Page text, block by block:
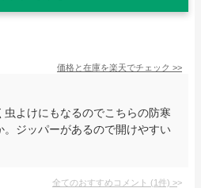
価格と在庫を楽天でチェック >>
よけにもなるのでこちらの防寒
。ジッパーがあるので開けやすい
全てのおすすめコメント (1件) >